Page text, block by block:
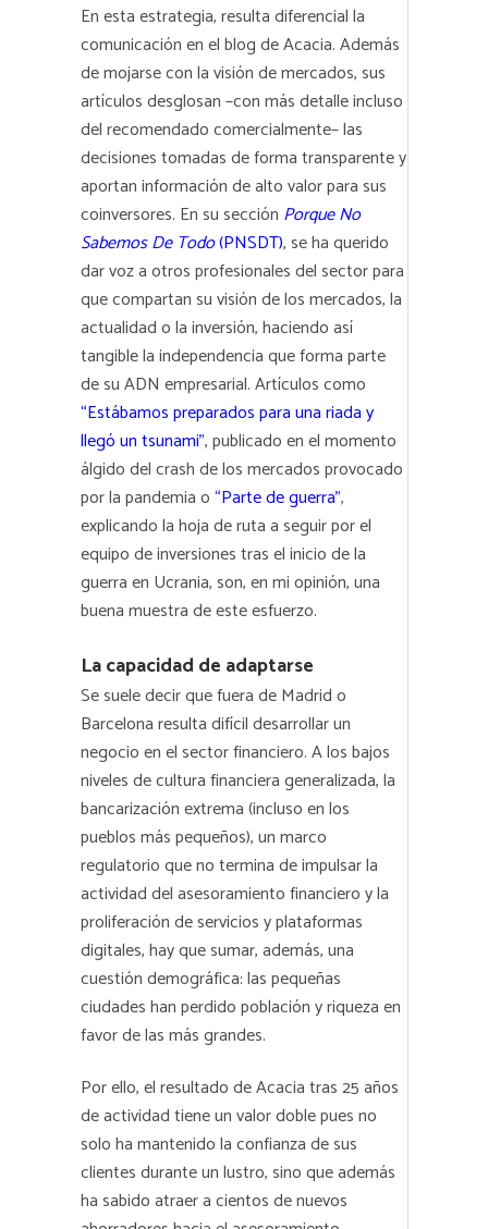
En esta estrategia, resulta diferencial la
comunicación en el blog de Acacia. Además
de mojarse con la visión de mercados, sus
artículos desglosan –con más detalle incluso
del recomendado comercialmente– las
decisiones tomadas de forma transparente y
aportan información de alto valor para sus
coinversores. En su sección Porque No
Sabemos De Todo(PNSDT), se ha querido
dar voz a otros profesionales del sector para
que compartan su visión de los mercados, la
actualidad o la inversión, haciendo así
tangible la independencia que forma parte
de su ADN empresarial. Artículos como
“Estábamos preparados para una riada y
llegó un tsunami”, publicado en el momento
álgido del crash de los mercados provocado
por la pandemia o“Parte de guerra”,
explicando la hoja de ruta a seguir por el
equipo de inversiones tras el inicio de la
guerra en Ucrania, son, en mi opinión, una
buena muestra de este esfuerzo.
La capacidad de adaptarse
Se suele decir que fuera de Madrid o
Barcelona resulta difícil desarrollar un
negocio en el sector financiero. A los bajos
niveles de cultura financiera generalizada, la
bancarización extrema (incluso en los
pueblos más pequeños), un marco
regulatorio que no termina de impulsar la
actividad del asesoramiento financiero y la
proliferación de servicios y plataformas
digitales, hay que sumar, además, una
cuestión demográfica: las pequeñas
ciudades han perdido población y riqueza en
favor de las más grandes.
Por ello, el resultado de Acacia tras 25 años
de actividad tiene un valor doble pues no
solo ha mantenido la confianza de sus
clientes durante un lustro, sino que además
ha sabido atraer a cientos de nuevos